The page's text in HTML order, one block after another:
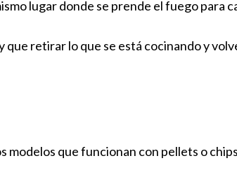
lugar donde se prende el fuego para
que retirar lo que se está cocinando y
modelos que funcionan con pellets o